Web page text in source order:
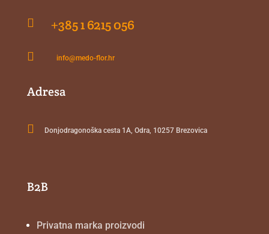
 +385 1 6215 056
 info@medo-flor.hr
Adresa
 Donjodragonoška cesta 1A, Odra, 10257 Brezovica
B2B
Privatna marka proizvodi